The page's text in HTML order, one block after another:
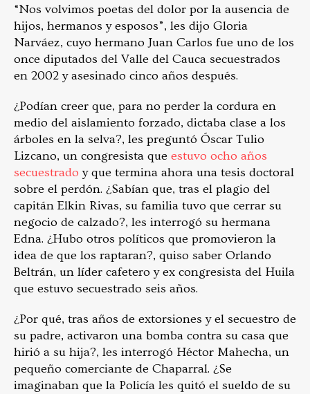
“Nos volvimos poetas del dolor por la ausencia de
hijos, hermanos y esposos”, les dijo Gloria
Narváez, cuyo hermano Juan Carlos fue uno de los
once diputados del Valle del Cauca secuestrados
en 2002 y asesinado cinco años después.
¿Podían creer que, para no perder la cordura en
medio del aislamiento forzado, dictaba clase a los
árboles en la selva?, les preguntó Óscar Tulio
Lizcano, un congresista que estuvo ocho años
secuestrado y que termina ahora una tesis doctoral
sobre el perdón. ¿Sabían que, tras el plagio del
capitán Elkin Rivas, su familia tuvo que cerrar su
negocio de calzado?, les interrogó su hermana
Edna. ¿Hubo otros políticos que promovieron la
idea de que los raptaran?, quiso saber Orlando
Beltrán, un líder cafetero y ex congresista del Huila
que estuvo secuestrado seis años.
¿Por qué, tras años de extorsiones y el secuestro de
su padre, activaron una bomba contra su casa que
hirió a su hija?, les interrogó Héctor Mahecha, un
pequeño comerciante de Chaparral. ¿Se
imaginaban que la Policía les quitó el sueldo de su